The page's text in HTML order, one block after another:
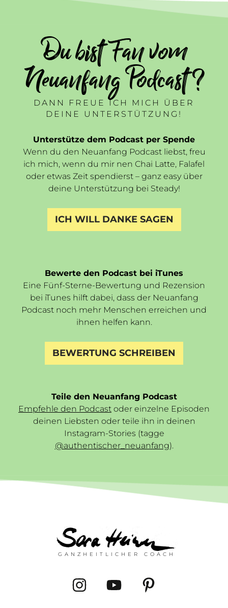
Du bist Fan vom
Neuanfang Podcast ?
DANN FREUE ICH MICH ÜBER
DEINE UNTERSTÜTZUNG!
Unterstütze dem Podcast per Spende
Wenn du den Neuanfang Podcast liebst, freu
ich mich, wenn du mir nen Chai Latte, Falafel
oder etwas Zeit spendierst – ganz easy über
deine Unterstützung bei Steady!
ICH WILL DANKE SAGEN
Bewerte den Podcast bei iTunes
Eine Fünf-Sterne-Bewertung und Rezension
bei iTunes hilft dabei, dass der Neuanfang
Podcast noch mehr Menschen erreichen und
ihnen helfen kann.
BEWERTUNG SCHREIBEN
Teile den Neuanfang Podcast
Empfehle den Podcast oder einzelne Episoden
deinen Liebsten oder teile ihn in deinen
Instagram-Stories (tagge
@authentischer_neuanfang).
GANZHEITLICHER COACH